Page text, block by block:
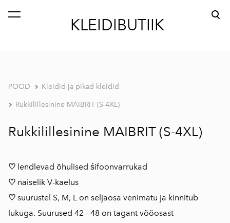
KLEIDIBUTIIK
lisati ostukorvi. Vaata ostukorvi
POOD Kleidid ja pikad kleidid
Rukkilillesinine MAIBRIT (S-4XL)
Rukkilillesinine MAIBRIT (S-4XL)
♡ lendlevad õhulised śifoonvarrukad
♡ naiselik V-kaelus
♡ suurustel S, M, L on seljaosa venimatu ja kinnitub
lukuga. Suurused 42 - 48 on tagant vööosast